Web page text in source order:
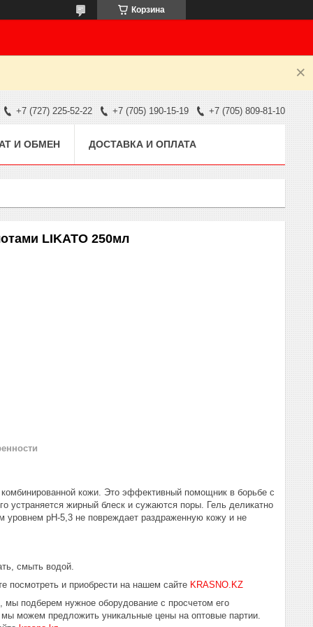
Корзина
+7 (727) 225-52-22 +7 (705) 190-15-19 +7 (705) 809-81-10
И ОБМЕН ДОСТАВКА И ОПЛАТА
LIKATO 250мл
кожи. Это эффективный помощник в борьбе с
устраняется жирный блеск и сужаются поры. Гель деликатно
уровнем pH-5,3 не повреждает раздраженную кожу и не
смыть водой.
посмотреть и приобрести на нашем сайте KRASNO.KZ
подберем нужное оборудование с просчетом его
можем предложить уникальные цены на оптовые партии.